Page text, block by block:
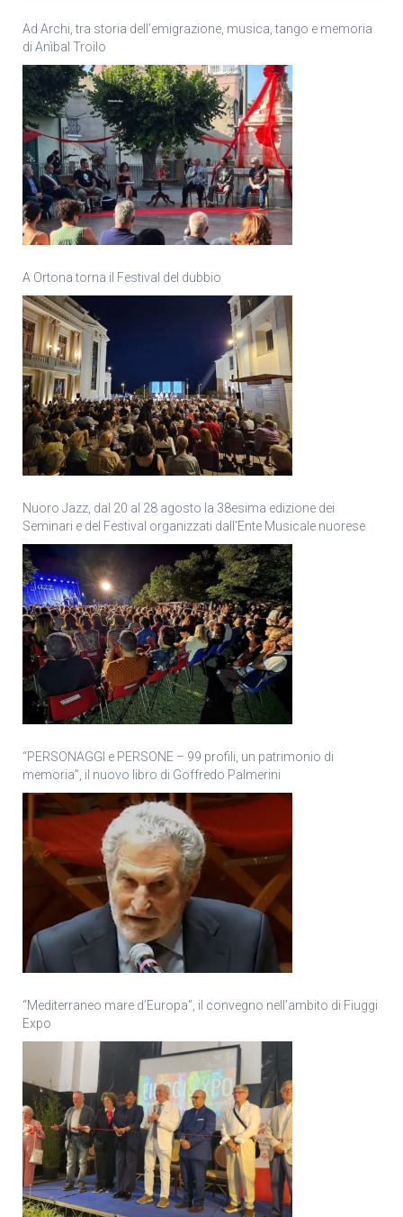
Ad Archi, tra storia dell’emigrazione, musica, tango e memoria
di Anìbal Troilo
A Ortona torna il Festival del dubbio
Nuoro Jazz, dal 20 al 28 agosto la 38esima edizione dei
Seminari e del Festival organizzati dall’Ente Musicale nuorese
“PERSONAGGI e PERSONE – 99 profili, un patrimonio di
memoria”, il nuovo libro di Goffredo Palmerini
“Mediterraneo mare d’Europa”, il convegno nell’ambito di Fiuggi
Expo